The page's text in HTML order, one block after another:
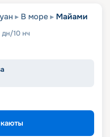
В море Майами
дн/10 нч